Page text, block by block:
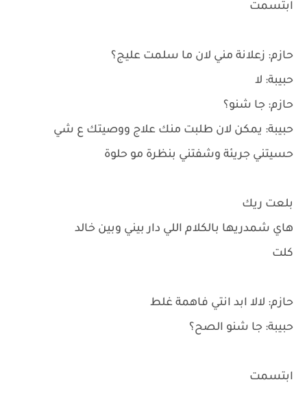
ابتسمت
حازم: زعلانة مني لان ما سلمت عليج؟
حبيبة: لا
حازم: جا شنو؟
حبيبة: يمكن لان طلبت منك علاج ووصيتك ع شي
حسيتني جريئة وشفتني بنظرة مو حلوة
بلعت ريك
هاي شمدريها بالكلام اللي دار بيني وبين خالد
كلت
حازم: لالا ابد انتي فاهمة غلط
حبيبة: جا شنو الصح؟
ابتسمت